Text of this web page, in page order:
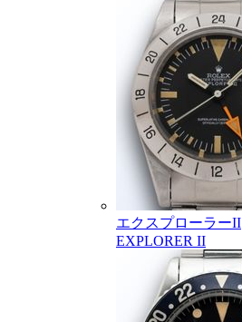
エクスプローラーII
EXPLORER II